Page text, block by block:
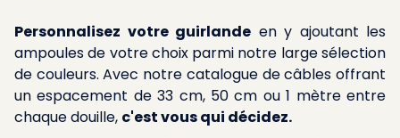
Personnalisez votre guirlande en y ajoutant les
ampoules de votre choix parmi notre large sélection
de couleurs. Avec notre catalogue de câbles offrant
un espacement de 33 cm, 50 cm ou 1 mètre entre
chaque douille, c'est vous qui décidez.